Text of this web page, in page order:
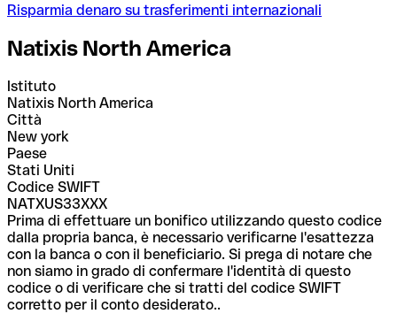
Risparmia denaro su trasferimenti internazionali
Natixis North America
Istituto
Natixis North America
Città
New york
Paese
Stati Uniti
Codice SWIFT
NATXUS33XXX
Prima di effettuare un bonifico utilizzando questo codice
dalla propria banca, è necessario verificarne l'esattezza
con la banca o con il beneficiario. Si prega di notare che
non siamo in grado di confermare l'identità di questo
codice o di verificare che si tratti del codice SWIFT
corretto per il conto desiderato..